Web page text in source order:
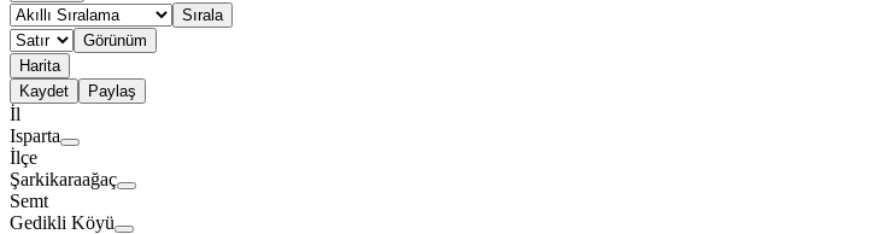
Sırala
Görünüm
Harita
Kaydet
Paylaş
İl
Isparta
İlçe
Şarkikaraağaç
Semt
Gedikli Köyü